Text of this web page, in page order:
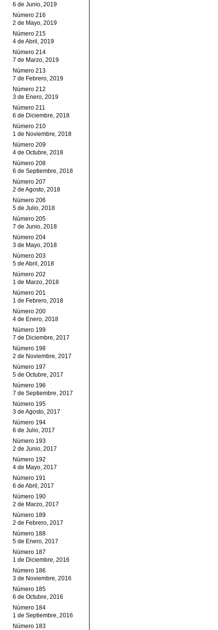
6 de Junio, 2019
Número 216
2 de Mayo, 2019
Número 215
4 de Abril, 2019
Número 214
7 de Marzo, 2019
Número 213
7 de Febrero, 2019
Número 212
3 de Enero, 2019
Número 211
6 de Diciembre, 2018
Número 210
1 de Noviembre, 2018
Número 209
4 de Octubre, 2018
Número 208
6 de Septiembre, 2018
Número 207
2 de Agosto, 2018
Número 206
5 de Julio, 2018
Número 205
7 de Junio, 2018
Número 204
3 de Mayo, 2018
Número 203
5 de Abril, 2018
Número 202
1 de Marzo, 2018
Número 201
1 de Febrero, 2018
Número 200
4 de Enero, 2018
Número 199
7 de Diciembre, 2017
Número 198
2 de Noviembre, 2017
Número 197
5 de Octubre, 2017
Número 196
7 de Septiembre, 2017
Número 195
3 de Agosto, 2017
Número 194
6 de Julio, 2017
Número 193
2 de Junio, 2017
Número 192
4 de Mayo, 2017
Número 191
6 de Abril, 2017
Número 190
2 de Marzo, 2017
Número 189
2 de Febrero, 2017
Número 188
5 de Enero, 2017
Número 187
1 de Diciembre, 2016
Número 186
3 de Noviembre, 2016
Número 185
6 de Octubre, 2016
Número 184
1 de Septiembre, 2016
Número 183